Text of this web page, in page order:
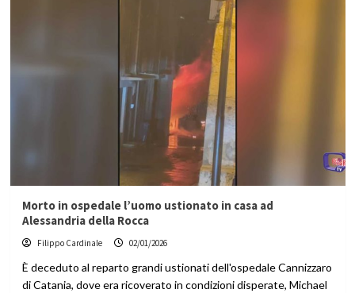
Morto in ospedale l’uomo ustionato in casa ad
Alessandria della Rocca
Filippo Cardinale 02/01/2026
È deceduto al reparto grandi ustionati dell'ospedale Cannizzaro
di Catania, dove era ricoverato in condizioni disperate, Michael